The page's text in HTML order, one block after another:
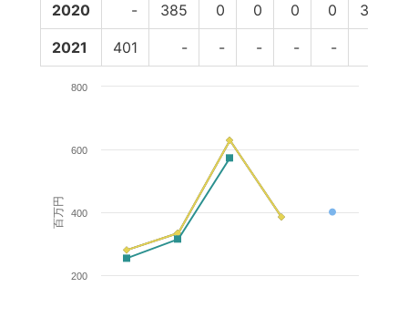
2020 - 385 0 0 0 0 385
2021 401 - - - - -
百万円
200
400
600
800